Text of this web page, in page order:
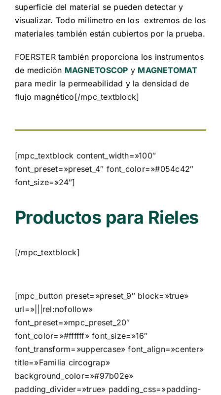
superficie del material se pueden detectar y
visualizar. Todo milímetro en los extremos de los
materiales también están cubiertos por la prueba.
FOERSTERtambién proporciona los instrumentos
de medición MAGNETOSCOP y MAGNETOMAT
para medir la permeabilidad y la densidad de
flujo magnético[/mpc_textblock]
[mpc_textblock content_width=»100″
font_preset=»preset_4″ font_color=»#054c42″
font_size=»24″]
Productos para Rieles
[/mpc_textblock]
[mpc_button preset=»preset_9″ block=»true»
url=»|||rel:nofollow»
font_preset=»mpc_preset_20″
font_color=»#ffffff» font_size=»16″
font_transform=»uppercase» font_align=»center»
title=»Familia circograp»
background_color=»#97b02e»
padding_divider=»true» padding_css=»padding-